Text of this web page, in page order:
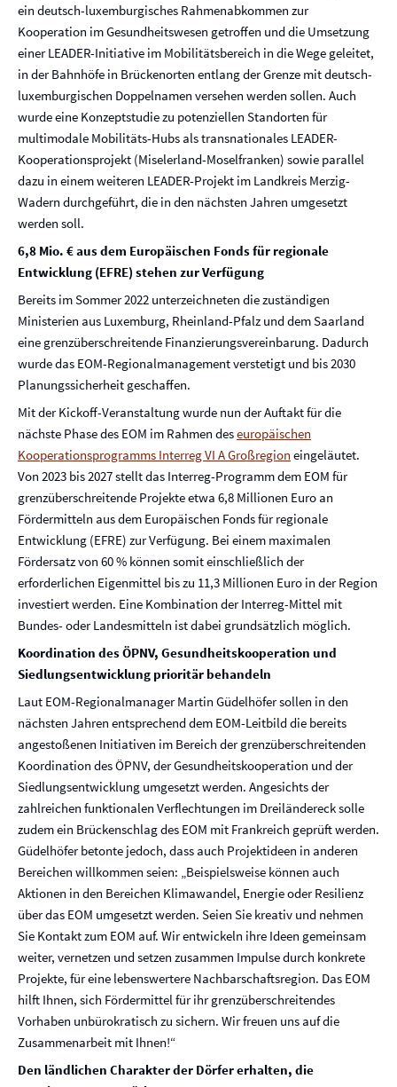
ein deutsch-luxemburgisches Rahmenabkommen zur
Kooperation im Gesundheitswesen getroffen und die Umsetzung
einer LEADER-Initiative im Mobilitätsbereich in die Wege geleitet,
in der Bahnhöfe in Brückenorten entlang der Grenze mit deutsch-
luxemburgischen Doppelnamen versehen werden sollen. Auch
wurde eine Konzeptstudie zu potenziellen Standorten für
multimodale Mobilitäts-Hubs als transnationales LEADER-
Kooperationsprojekt (Miselerland-Moselfranken) sowie parallel
dazu in einem weiteren LEADER-Projekt im Landkreis Merzig-
Wadern durchgeführt, die in den nächsten Jahren umgesetzt
werden soll.
6,8 Mio. € aus dem Europäischen Fonds für regionale
Entwicklung (EFRE) stehen zur Verfügung
Bereits im Sommer 2022 unterzeichneten die zuständigen
Ministerien aus Luxemburg, Rheinland-Pfalz und dem Saarland
eine grenzüberschreitende Finanzierungsvereinbarung. Dadurch
wurde das EOM-Regionalmanagement verstetigt und bis 2030
Planungssicherheit geschaffen.
Mit der Kickoff-Veranstaltung wurde nun der Auftakt für die
nächste Phase des EOM im Rahmen deseuropäischen
Kooperationsprogramms Interreg VI A Großregion eingeläutet.
Von 2023 bis 2027 stellt das Interreg-Programm dem EOM für
grenzüberschreitende Projekte etwa 6,8 Millionen Euro an
Fördermitteln aus dem Europäischen Fonds für regionale
Entwicklung (EFRE) zur Verfügung. Bei einem maximalen
Fördersatz von 60 % können somit einschließlich der
erforderlichen Eigenmittel bis zu 11,3 Millionen Euro in der Region
investiert werden. Eine Kombination der Interreg-Mittel mit
Bundes- oder Landesmitteln ist dabei grundsätzlich möglich.
Koordination des ÖPNV, Gesundheitskooperation und
Siedlungsentwicklung prioritär behandeln
Laut EOM-Regionalmanager Martin Güdelhöfer sollen in den
nächsten Jahren entsprechend dem EOM-Leitbild die bereits
angestoßenen Initiativen im Bereich der grenzüberschreitenden
Koordination des ÖPNV, der Gesundheitskooperation und der
Siedlungsentwicklung umgesetzt werden. Angesichts der
zahlreichen funktionalen Verflechtungen im Dreiländereck solle
zudem ein Brückenschlag des EOM mit Frankreich geprüft werden.
Güdelhöfer betonte jedoch, dass auch Projektideen in anderen
Bereichen willkommen seien: „Beispielsweise können auch
Aktionen in den Bereichen Klimawandel, Energie oder Resilienz
über das EOM umgesetzt werden. Seien Sie kreativ und nehmen
Sie Kontakt zum EOM auf. Wir entwickeln ihre Ideen gemeinsam
weiter, vernetzen und setzen zusammen Impulse durch konkrete
Projekte, für eine lebenswertere Nachbarschaftsregion. Das EOM
hilft Ihnen, sich Fördermittel für ihr grenzüberschreitendes
Vorhaben unbürokratisch zu sichern. Wir freuen uns auf die
Zusammenarbeit mit Ihnen!“
Den ländlichen Charakter der Dörfer erhalten, die